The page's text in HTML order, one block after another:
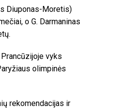
Diuponas-Moretis)
o G. Darmaninas
vyks
olimpinės
rekomendacijas ir